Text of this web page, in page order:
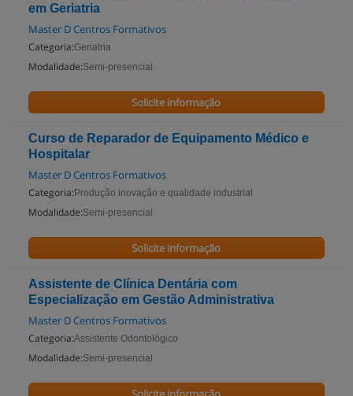
em Geriatria
Master D Centros Formativos
Categoria:Geriatria
Modalidade:Semi-presencial
Solicite informação
Curso de Reparador de Equipamento Médico e
Hospitalar
Master D Centros Formativos
Categoria: Produção inovação e qualidade industrial
Modalidade:Semi-presencial
Solicite informação
Assistente de Clínica Dentária com
Especialização em Gestão Administrativa
Master D Centros Formativos
Categoria:Assistente Odontológico
Modalidade:Semi-presencial